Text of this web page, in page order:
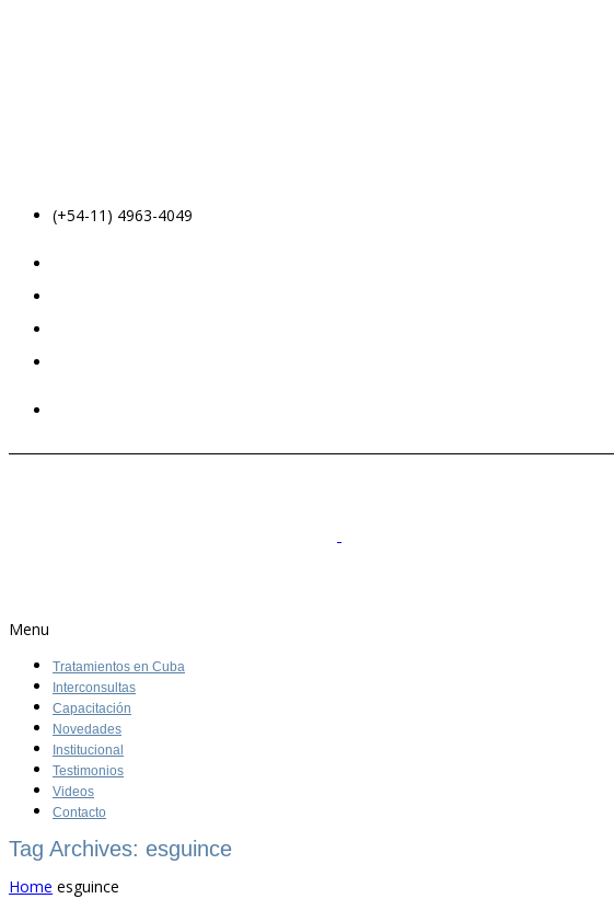
(+54-11) 4963-4049
Menu
Tratamientos en Cuba
Interconsultas
Capacitación
Novedades
Institucional
Testimonios
Videos
Contacto
Tag Archives: esguince
Home esguince